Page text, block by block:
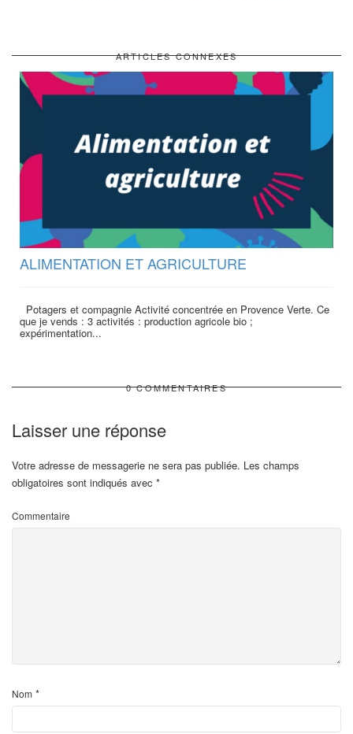
ARTICLES CONNEXES
ALIMENTATION ET AGRICULTURE
Potagers et compagnie Activité concentrée en Provence Verte. Ce
que je vends : 3 activités : production agricole bio ;
expérimentation...
0 COMMENTAIRES
Laisser une réponse
Votre adresse de messagerie ne sera pas publiée. Les champs
obligatoires sont indiqués avec *
Commentaire
Nom *